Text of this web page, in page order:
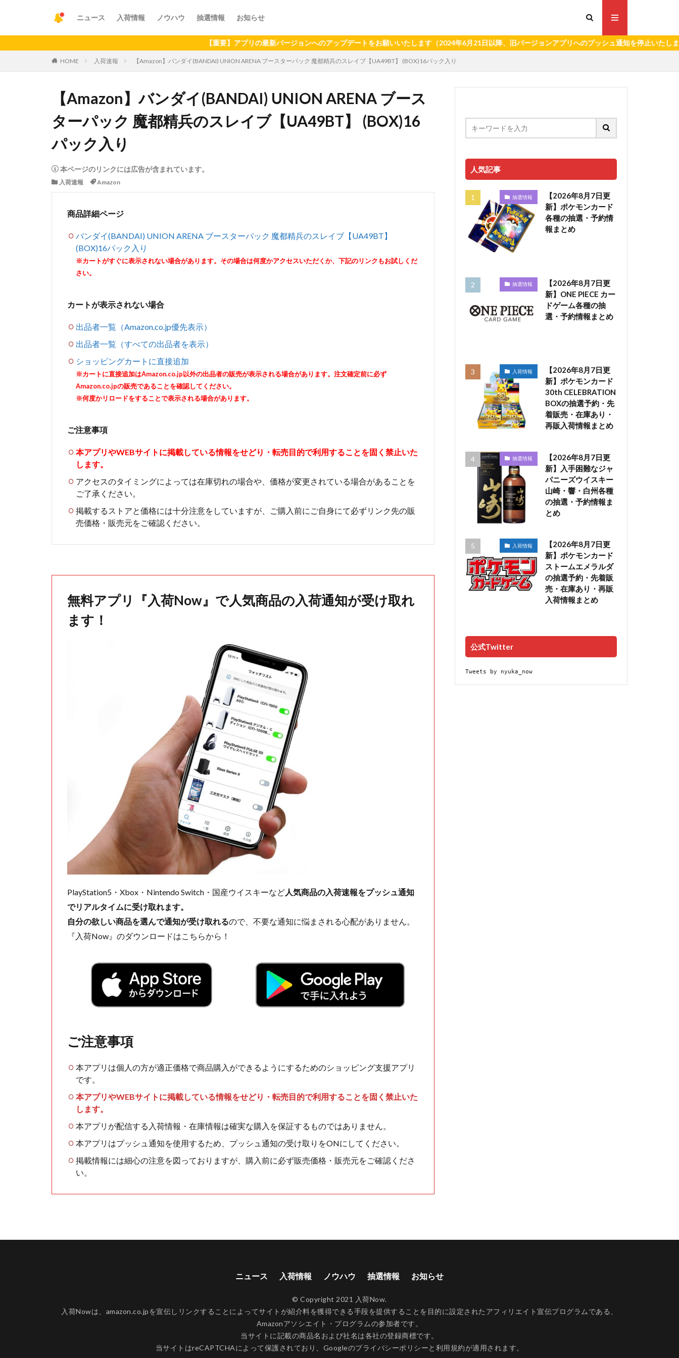
ニュース 入荷情報 ノウハウ 抽選情報 お知らせ
【重要】アプリの最新バージョンへのアップデートをお願いいたします（2024年6月21日以降、旧バージョンアプリへのプッシュ通知を停止いたします。）
HOME 入荷速報 【Amazon】バンダイ(BANDAI) UNION ARENA ブースターパック 魔都精兵のスレイブ【UA49BT】 (BOX)16パック入り
【Amazon】バンダイ(BANDAI) UNION ARENA ブース
ターパック 魔都精兵のスレイブ【UA49BT】 (BOX)16
パック入り
本ページのリンクには広告が含まれています。
入荷速報 Amazon
商品詳細ページ
バンダイ(BANDAI) UNION ARENA ブースターパック 魔都精兵のスレイブ【UA49BT】
(BOX)16パック入り
※カートがすぐに表示されない場合があります。その場合は何度かアクセスいただくか、下記のリンクもお試しくだ
さい。
カートが表示されない場合
出品者一覧（Amazon.co.jp優先表示）
出品者一覧（すべての出品者を表示）
ショッピングカートに直接追加
※カートに直接追加はAmazon.co.jp以外の出品者の販売が表示される場合があります。注文確定前に必ず
Amazon.co.jpの販売であることを確認してください。
※何度かリロードをすることで表示される場合があります。
ご注意事項
本アプリやWEBサイトに掲載している情報をせどり・転売目的で利用することを固く禁止いた
します。
アクセスのタイミングによっては在庫切れの場合や、価格が変更されている場合があることを
ご了承ください。
掲載するストアと価格には十分注意をしていますが、ご購入前にご自身にて必ずリンク先の販
売価格・販売元をご確認ください。
無料アプリ『入荷Now』で人気商品の入荷通知が受け取れ
ます！
PlayStation5・Xbox・Nintendo Switch・国産ウイスキーなど人気商品の入荷速報をプッシュ通知
でリアルタイムに受け取れます。
自分の欲しい商品を選んで通知が受け取れるので、不要な通知に悩まされる心配がありません。
『入荷Now』のダウンロードはこちらから！
ご注意事項
本アプリは個人の方が適正価格で商品購入ができるようにするためのショッピング支援アプリ
です。
本アプリやWEBサイトに掲載している情報をせどり・転売目的で利用することを固く禁止いた
します。
本アプリが配信する入荷情報・在庫情報は確実な購入を保証するものではありません。
本アプリはプッシュ通知を使用するため、プッシュ通知の受け取りをONにしてください。
掲載情報には細心の注意を図っておりますが、購入前に必ず販売価格・販売元をご確認くださ
い。
人気記事
抽選情報
【2026年8月7日更
新】ポケモンカード
各種の抽選・予約情
報まとめ
抽選情報
【2026年8月7日更
新】ONE PIECE カー
ドゲーム各種の抽
選・予約情報まとめ
入荷情報
【2026年8月7日更
新】ポケモンカード
30th CELEBRATION
BOXの抽選予約・先
着販売・在庫あり・
再販入荷情報まとめ
抽選情報
【2026年8月7日更
新】入手困難なジャ
パニーズウイスキー
山崎・響・白州各種
の抽選・予約情報ま
とめ
入荷情報
【2026年8月7日更
新】ポケモンカード
ストームエメラルダ
の抽選予約・先着販
売・在庫あり・再販
入荷情報まとめ
公式Twitter
Tweets by nyuka_now
ニュース 入荷情報 ノウハウ 抽選情報 お知らせ
© Copyright 2021 入荷Now.
入荷Nowは、amazon.co.jpを宣伝しリンクすることによってサイトが紹介料を獲得できる手段を提供することを目的に設定されたアフィリエイト宣伝プログラムである、
Amazonアソシエイト・プログラムの参加者です。
当サイトに記載の商品名および社名は各社の登録商標です。
当サイトはreCAPTCHAによって保護されており、Googleのプライバシーポリシーと 利用規約が適用されます。